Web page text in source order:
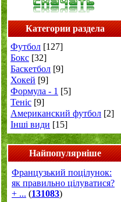
Категории раздела
Футбол [127]
Бокс [32]
Баскетбол [9]
Хокей [9]
Формула - 1 [5]
Теніс [9]
Американский футбол [2]
Інші види [15]
Найпопулярніше
Французький поцілунок:
як правильно цілуватися?
+ ... (131083)